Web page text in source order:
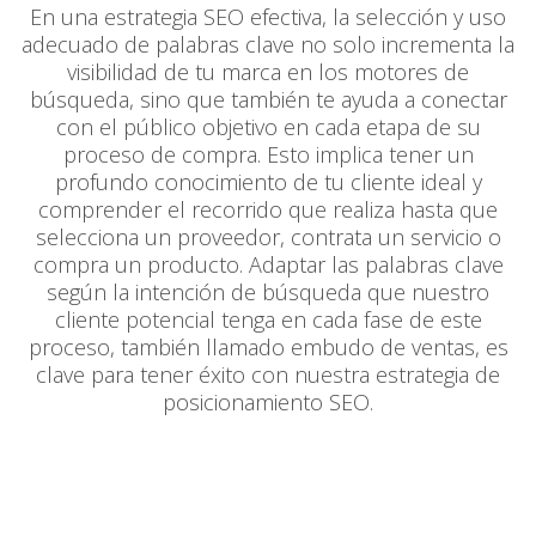
En una estrategia SEO efectiva, la selección y uso
adecuado de palabras clave no solo incrementa la
visibilidad de tu marca en los motores de
búsqueda, sino que también te ayuda a conectar
con el público objetivo en cada etapa de su
proceso de compra. Esto implica tener un
profundo conocimiento de tu cliente ideal y
comprender el recorrido que realiza hasta que
selecciona un proveedor, contrata un servicio o
compra un producto. Adaptar las palabras clave
según la intención de búsqueda que nuestro
cliente potencial tenga en cada fase de este
proceso, también llamado embudo de ventas, es
clave para tener éxito con nuestra estrategia de
posicionamiento SEO.